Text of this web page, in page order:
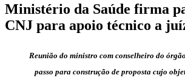
Ministério da Saúde firma
CNJ para apoio técnico a
Reunião do ministro com conselheiro do
passo para construção de proposta cujo